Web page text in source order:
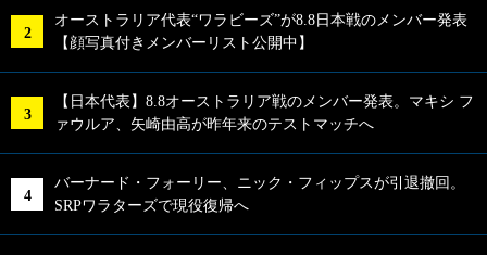
オーストラリア代表“ワラビーズ”が8.8日本戦のメンバー発表
【顔写真付きメンバーリスト公開中】
【日本代表】8.8オーストラリア戦のメンバー発表。マキシ フ
ァウルア、矢崎由高が昨年来のテストマッチへ
バーナード・フォーリー、ニック・フィップスが引退撤回。
SRPワラターズで現役復帰へ